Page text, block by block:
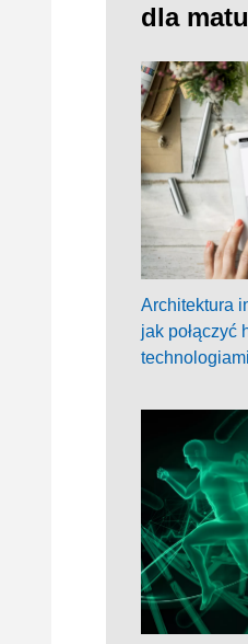
dla
Architektura
jak połączyć